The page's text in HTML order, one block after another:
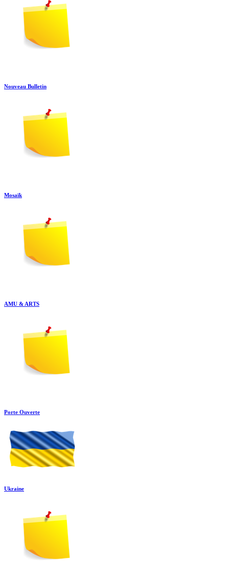
Nouveau Bulletin
Mosaïk
AMU & ARTS
Porte Ouverte
Ukraine